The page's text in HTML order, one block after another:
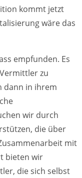
kommt jetzt
wäre das
empfunden. Es
zu
dann in ihrem
wir durch
die über
mit
bieten wir
die sich selbst